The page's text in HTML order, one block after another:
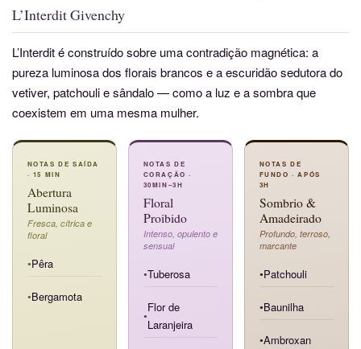
L’Interdit Givenchy
L’Interdit é construído sobre uma contradição magnética: a
pureza luminosa dos florais brancos e a escuridão sedutora do
vetiver, patchouli e sândalo — como a luz e a sombra que
coexistem em uma mesma mulher.
NOTAS DE SAÍDA
· 15 MIN
Abertura
Luminosa
Fresca, cítrica e
floral
●Pêra
●Bergamota
NOTAS DE
CORAÇÃO ·
30MIN–3H
Floral
Proibido
Intenso, opulento e
sensual
●Tuberosa
●
Flor de
Laranjeira
NOTAS DE
FUNDO · APÓS
3H
Sombrio &
Amadeirado
Profundo, terroso,
marcante
●Patchouli
●Baunilha
●Ambroxan